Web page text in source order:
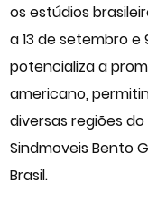
os estúdios
a 13 de setembro e
potencializa a
americano,
diversas regiões
Sindmoveis Bento
Brasil.